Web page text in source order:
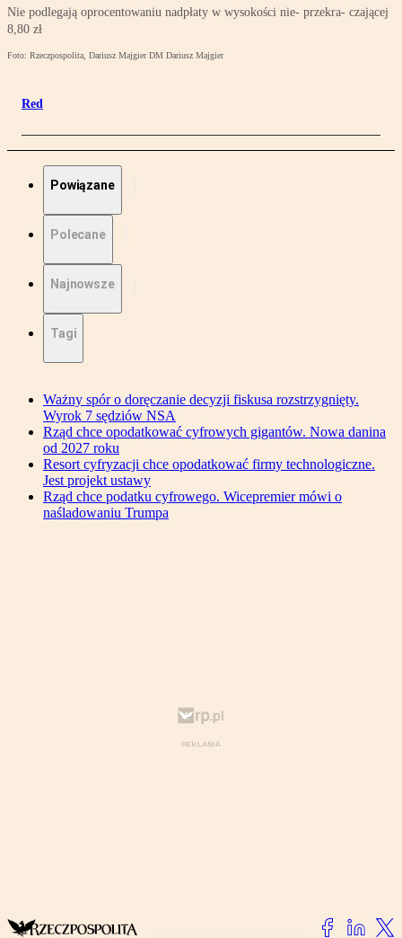
Nie podlegają oprocentowaniu nadpłaty w wysokości nie- przekra- czającej
8,80 zł
Foto: Rzeczpospolita, Dariusz Majgier DM Dariusz Majgier
Red
Powiązane
Polecane
Najnowsze
Tagi
Ważny spór o doręczanie decyzji fiskusa rozstrzygnięty.
Wyrok 7 sędziów NSA
Rząd chce opodatkować cyfrowych gigantów. Nowa danina
od 2027 roku
Resort cyfryzacji chce opodatkować firmy technologiczne.
Jest projekt ustawy
Rząd chce podatku cyfrowego. Wicepremier mówi o
naśladowaniu Trumpa